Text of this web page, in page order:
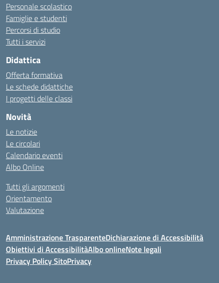
Personale scolastico
Famiglie e studenti
Percorsi di studio
Tutti i servizi
Didattica
Offerta formativa
Le schede didattiche
I progetti delle classi
Novità
Le notizie
Le circolari
Calendario eventi
Albo Online
Tutti gli argomenti
Orientamento
Valutazione
Amministrazione TrasparenteDichiarazione di Accessibilità
Obiettivi di AccessibilitàAlbo onlineNote legali
Privacy Policy SitoPrivacy